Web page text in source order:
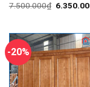
7.500.000₫ Giá
-20%